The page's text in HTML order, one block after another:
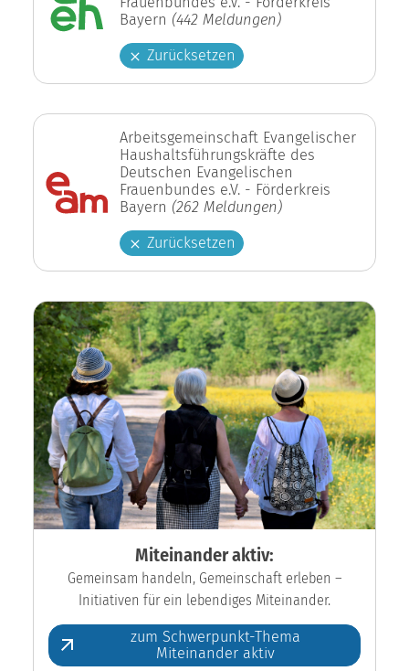
Bayern (442 Meldungen)
Zurücksetzen
Arbeitsgemeinschaft Evangelischer
Haushaltsführungskräfte des
Deutschen Evangelischen
Frauenbundes e.V. - Förderkreis
Bayern (262 Meldungen)
Zurücksetzen
Miteinander aktiv:
Gemeinsam handeln, Gemeinschaft erleben –
Initiativen für ein lebendiges Miteinander.
zum Schwerpunkt-Thema
Miteinander aktiv